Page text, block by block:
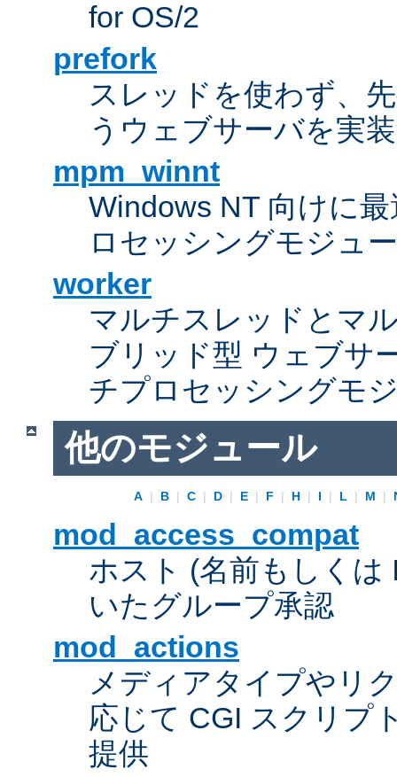
for OS/2
prefork
スレッドを使わず、
うウェブサーバを実装
mpm_winnt
Windows NT 向けに
ロセッシングモジュ
worker
マルチスレッドとマ
ブリッド型 ウェブサ
チプロセッシングモ
他のモジュール
A | B | C | D | E | F | H | I | L | M |
mod_access_compat
ホスト (名前もしくは
いたグループ承認
mod_actions
メディアタイプやリ
応じて CGI スクリプ
提供